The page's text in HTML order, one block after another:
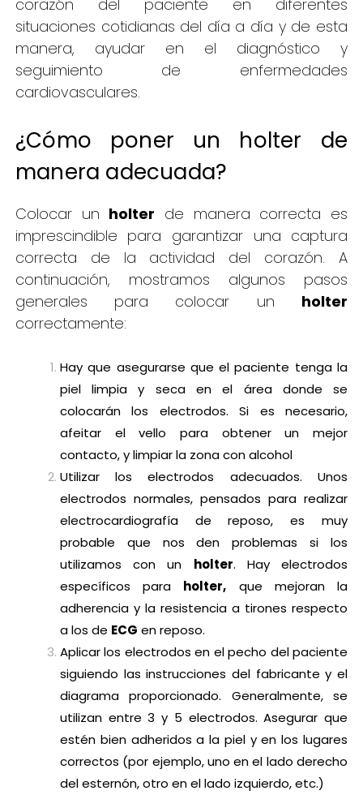
corazón del paciente en diferentes
situaciones cotidianas del día a día y de esta
manera, ayudar en el diagnóstico y
seguimiento de enfermedades
cardiovasculares.
¿Cómo poner un holter de
manera adecuada?
Colocar un holter de manera correcta es
imprescindible para garantizar una captura
correcta de la actividad del corazón. A
continuación, mostramos algunos pasos
generales para colocar un holter
correctamente:
Hay que asegurarse que el paciente tenga la
piel limpia y seca en el área donde se
colocarán los electrodos. Si es necesario,
afeitar el vello para obtener un mejor
contacto, y limpiar la zona con alcohol
Utilizar los electrodos adecuados. Unos
electrodos normales, pensados para realizar
electrocardiografía de reposo, es muy
probable que nos den problemas si los
utilizamos con un holter. Hay electrodos
específicos para holter, que mejoran la
adherencia y la resistencia a tirones respecto
a los de ECG en reposo.
Aplicar los electrodos en el pecho del paciente
siguiendo las instrucciones del fabricante y el
diagrama proporcionado. Generalmente, se
utilizan entre 3 y 5 electrodos. Asegurar que
estén bien adheridos a la piel y en los lugares
correctos (por ejemplo, uno en el lado derecho
del esternón, otro en el lado izquierdo, etc.)